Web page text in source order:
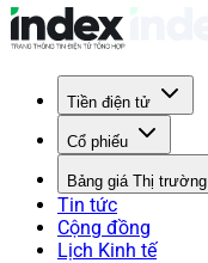
Tiền điện tử
Cổ phiếu
Bảng giá Thị trường
Tin tức
Cộng đồng
Lịch Kinh tế